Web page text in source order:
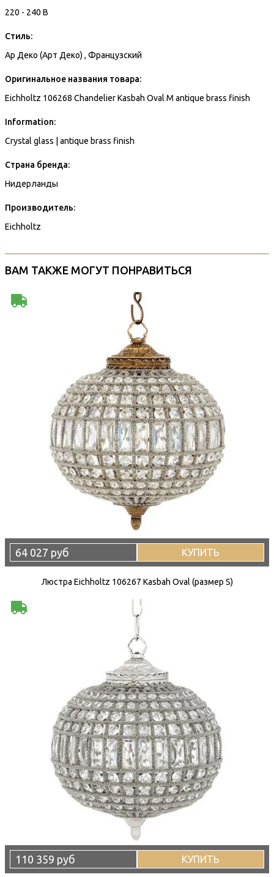
220 - 240 В
Стиль:
Ар Деко (Арт Деко) , Французский
Оригинальное названия товара:
Eichholtz 106268 Chandelier Kasbah Oval M antique brass finish
Information:
Crystal glass | antique brass finish
Страна бренда:
Нидерланды
Производитель:
Eichholtz
ВАМ ТАКЖЕ МОГУТ ПОНРАВИТЬСЯ
64 027 руб КУПИТЬ
Люстра Eichholtz 106267 Kasbah Oval (размер S)
110 359 руб КУПИТЬ